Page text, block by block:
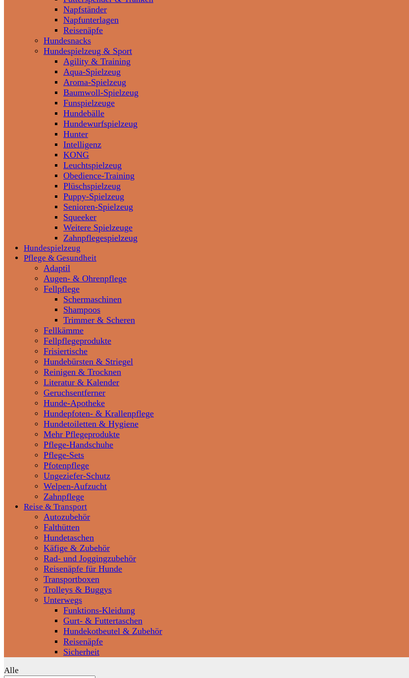
Napfständer
Napfunterlagen
Reisenäpfe
Hundesnacks
Hundespielzeug & Sport
Agility & Training
Aqua-Spielzeug
Aroma-Spielzeug
Baumwoll-Spielzeug
Funspielzeuge
Hundebälle
Hundewurfspielzeug
Hunter
Intelligenz
KONG
Leuchtspielzeug
Obedience-Training
Plüschspielzeug
Puppy-Spielzeug
Senioren-Spielzeug
Squeeker
Weitere Spielzeuge
Zahnpflegespielzeug
Hundespielzeug
Pflege & Gesundheit
Adaptil
Augen- & Ohrenpflege
Fellpflege
Schermaschinen
Shampoos
Trimmer & Scheren
Fellkämme
Fellpflegeprodukte
Frisiertische
Hundebürsten & Striegel
Reinigen & Trocknen
Literatur & Kalender
Geruchsentferner
Hunde-Apotheke
Hundepfoten- & Krallenpflege
Hundetoiletten & Hygiene
Mehr Pflegeprodukte
Pflege-Handschuhe
Pflege-Sets
Pfotenpflege
Ungeziefer-Schutz
Welpen-Aufzucht
Zahnpflege
Reise & Transport
Autozubehör
Falthütten
Hundetaschen
Käfige & Zubehör
Rad- und Joggingzubehör
Reisenäpfe für Hunde
Transportboxen
Trolleys & Buggys
Unterwegs
Funktions-Kleidung
Gurt- & Futtertaschen
Hundekotbeutel & Zubehör
Reisenäpfe
Sicherheit
Alle